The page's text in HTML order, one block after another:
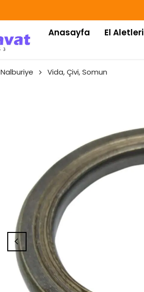
Anasayfa El Aletleri
Nalburiye Vida, Çivi, Somun